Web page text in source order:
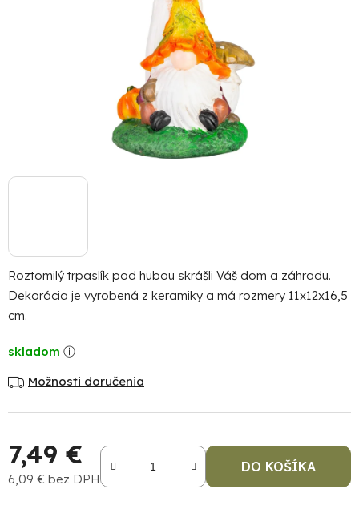
Roztomilý trpaslík pod hubou skrášli Váš dom a záhradu.
Dekorácia je vyrobená z keramiky a má rozmery 11x12x16,5
cm.
skladom
Možnosti doručenia
7,49 €
6,09 € bez DPH
DO KOŠÍKA